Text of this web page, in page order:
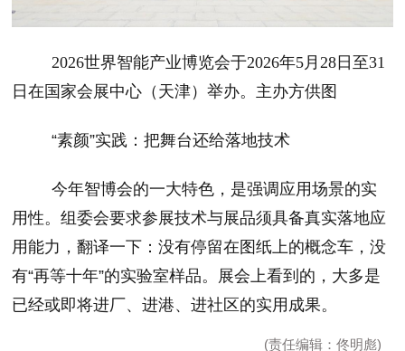
2026世界智能产业博览会于2026年5月28日至31
日在国家会展中心（天津）举办。主办方供图
“素颜”实践：把舞台还给落地技术
今年智博会的一大特色，是强调应用场景的实
用性。组委会要求参展技术与展品须具备真实落地应
用能力，翻译一下：没有停留在图纸上的概念车，没
有“再等十年”的实验室样品。展会上看到的，大多是
已经或即将进厂、进港、进社区的实用成果。
(责任编辑：佟明彪)